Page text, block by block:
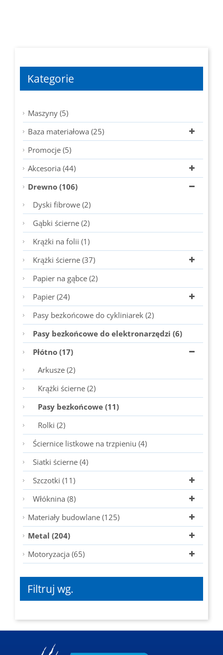
Kategorie
Maszyny (5)
Baza materiałowa (25)
Promocje (5)
Akcesoria (44)
Drewno (106)
Dyski fibrowe (2)
Gąbki ścierne (2)
Krążki na folii (1)
Krążki ścierne (37)
Papier na gąbce (2)
Papier (24)
Pasy bezkońcowe do cykliniarek (2)
Pasy bezkońcowe do elektronarzędzi (6)
Płótno (17)
Arkusze (2)
Krążki ścierne (2)
Pasy bezkońcowe (11)
Rolki (2)
Ściernice listkowe na trzpieniu (4)
Siatki ścierne (4)
Szczotki (11)
Włóknina (8)
Materiały budowlane (125)
Metal (204)
Motoryzacja (65)
Filtruj wg.